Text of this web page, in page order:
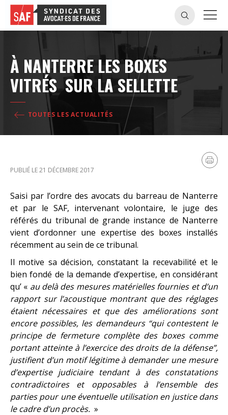
À NANTERRE LES BOXES
VITRÉS SUR LA SELLETTE
TOUTES LES ACTUALITÉS
PUBLIÉ LE 21 DÉCEMBRE 2017
Saisi par l’ordre des avocats du barreau de Nanterre
et par le SAF, intervenant volontaire, le juge des
référés du tribunal de grande instance de Nanterre
vient d’ordonner une expertise des boxes installés
récemment au sein de ce tribunal.
Il motive sa décision, constatant la recevabilité et le
bien fondé de la demande d’expertise, en considérant
qu’ « au delà des mesures matérielles fournies et d’un
rapport sur l’acoustique montrant que des réglages
étaient nécessaires et que des améliorations sont
encore possibles, les demandeurs “qui contestent le
principe de fermeture complète des boxes comme
portant atteinte à l’exercice des droits de la défense”,
justifient d’un motif légitime à demander une mesure
d’expertise judiciaire tendant à des constatations
contradictoires et opposables à l’ensemble des
parties pour une éventuelle utilisation en justice dans
le cadre d’un procès. »